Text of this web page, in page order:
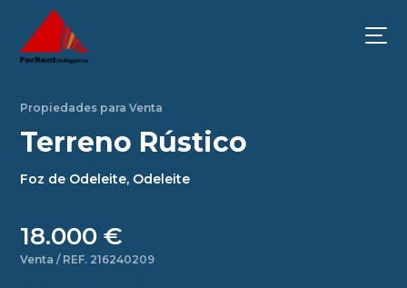
Propiedades para Venta
Terreno Rústico
Foz de Odeleite, Odeleite
18.000 €
Venta / REF. 216240209